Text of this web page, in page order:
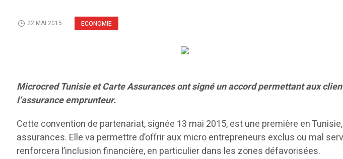
ECONOMIE
22 MAI 2015
Microcred Tunisie et Carte Assurances ont signé un accord permettant aux
l’assurance emprunteur.
Cette convention de partenariat, signée 13 mai 2015, est une première en
assurances. Elle va permettre d’offrir aux micro entrepreneurs exclus ou mal
renforcera l’inclusion financière, en particulier dans les zones défavorisées.